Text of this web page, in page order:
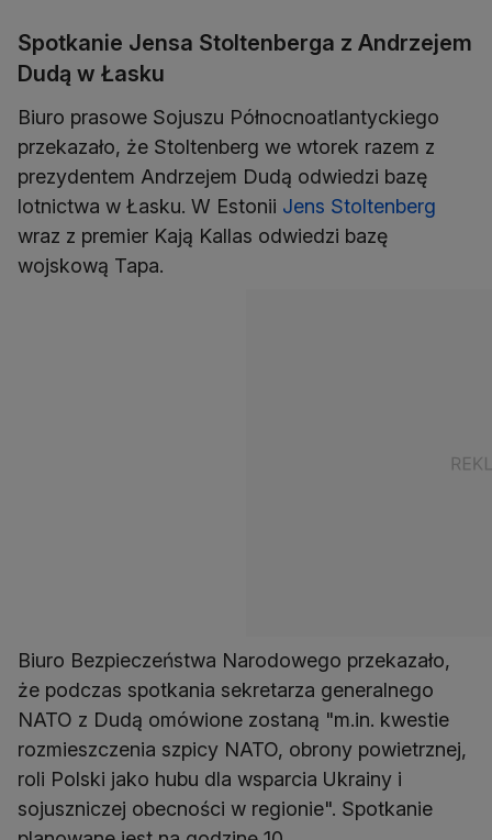
Spotkanie Jensa Stoltenberga z Andrzejem
Dudą w Łasku
Biuro prasowe Sojuszu Północnoatlantyckiego
przekazało, że Stoltenberg we wtorek razem z
prezydentem Andrzejem Dudą odwiedzi bazę
lotnictwa w Łasku. W Estonii Jens Stoltenberg
wraz z premier Kają Kallas odwiedzi bazę
wojskową Tapa.
Biuro Bezpieczeństwa Narodowego przekazało,
że podczas spotkania sekretarza generalnego
NATO z Dudą omówione zostaną "m.in. kwestie
rozmieszczenia szpicy NATO, obrony powietrznej,
roli Polski jako hubu dla wsparcia Ukrainy i
sojuszniczej obecności w regionie". Spotkanie